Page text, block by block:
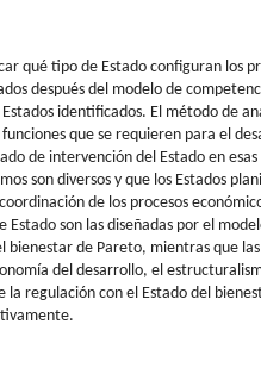
qué tipo de Estado configuran los
después del modelo de
identificados. El método de
que se requieren para el
de intervención del Estado en esas
son diversos y que los Estados
de los procesos
son las diseñadas por el
de Pareto, mientras que las
del desarrollo, el
regulación con el Estado del